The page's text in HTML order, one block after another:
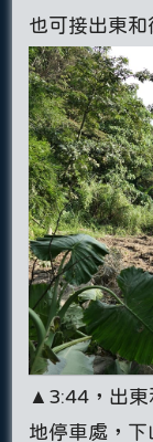
也可接出東和
▲3:44，出東
地停車處，下